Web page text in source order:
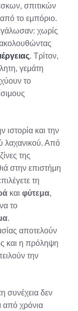
σπιτικών
από το εμπόριο.
χωρίς
. Τρίτον,
γεμάτη
το
ιστορία και την
λαχανικού. Από
της
στην επιστήμη
τη
και φύτεμα,
το
.
αποτελούν
και η πρόληψη
την
συνέχεια δεν
από χρόνια